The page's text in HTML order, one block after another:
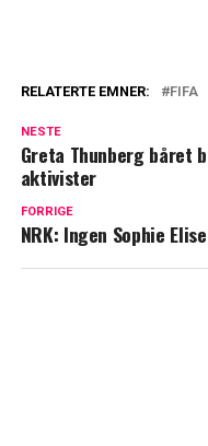
RELATERTE EMNER: FIFA
NESTE
Greta Thunberg båret
aktivister
FORRIGE
NRK: Ingen Sophie